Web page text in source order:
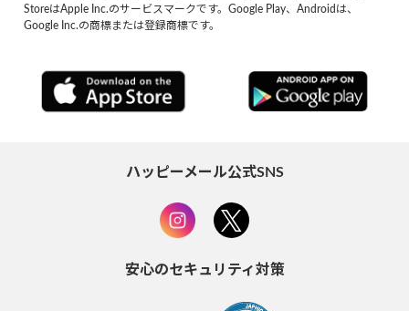
StoreはApple Inc.のサービスマークです。Google Play、Androidは、
Google Inc.の商標または登録商標です。
ハッピーメール公式SNS
安心のセキュリティ対策